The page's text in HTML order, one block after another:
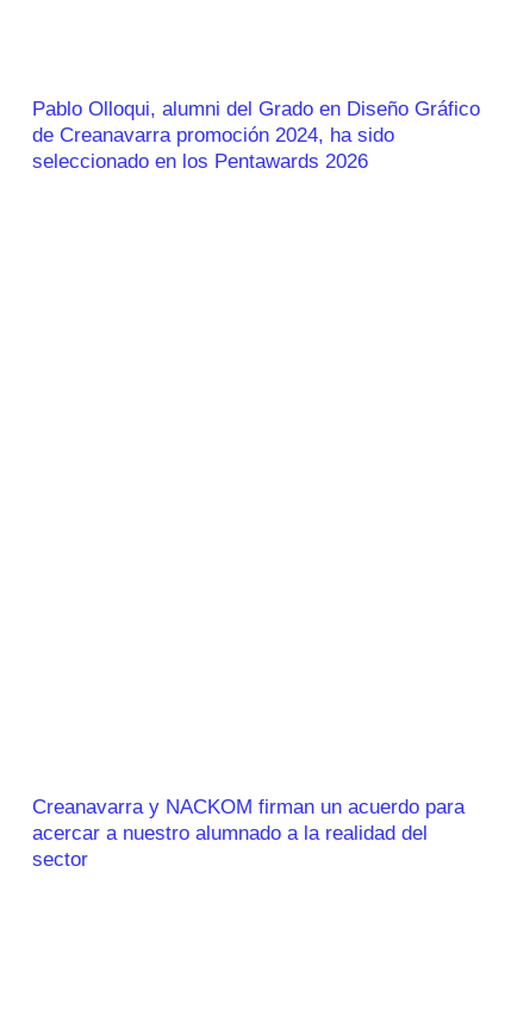
Pablo Olloqui, alumni del Grado en Diseño Gráfico
de Creanavarra promoción 2024, ha sido
seleccionado en los Pentawards 2026
Creanavarra y NACKOM firman un acuerdo para
acercar a nuestro alumnado a la realidad del
sector